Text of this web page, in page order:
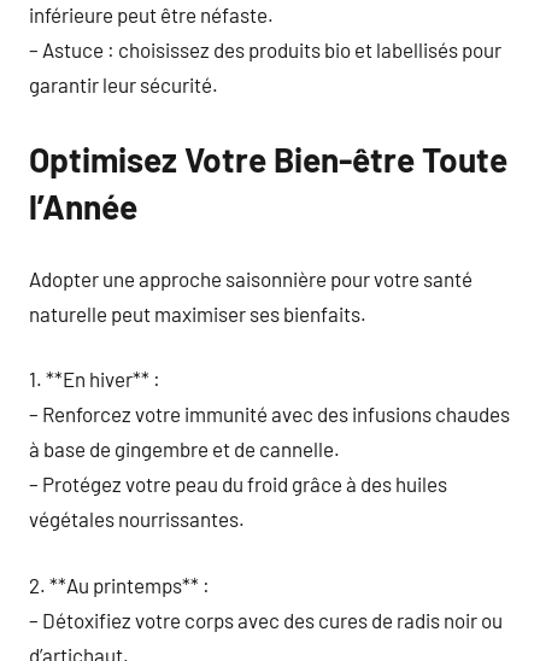
inférieure peut être néfaste.
– Astuce : choisissez des produits bio et labellisés pour
garantir leur sécurité.
Optimisez Votre Bien-être Toute
l’Année
Adopter une approche saisonnière pour votre santé
naturelle peut maximiser ses bienfaits.
1. **En hiver** :
– Renforcez votre immunité avec des infusions chaudes
à base de gingembre et de cannelle.
– Protégez votre peau du froid grâce à des huiles
végétales nourrissantes.
2. **Au printemps** :
– Détoxifiez votre corps avec des cures de radis noir ou
d’artichaut.